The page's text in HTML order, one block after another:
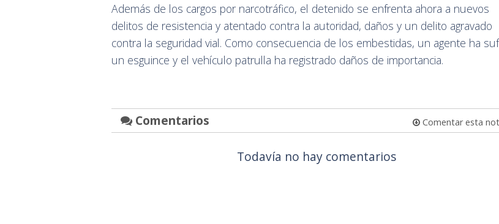
Además de los cargos por narcotráfico, el detenido se enfrenta ahora a nuevos
delitos de resistencia y atentado contra la autoridad, daños y un delito agravado
contra la seguridad vial. Como consecuencia de los embestidas, un agente ha
un esguince y el vehículo patrulla ha registrado daños de importancia.
Comentarios Comentar esta
Todavía no hay comentarios